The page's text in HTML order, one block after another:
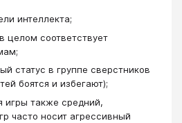
интеллекта;
целом соответствует
статус в группе сверстников
боятся и избегают);
игры также средний,
часто носит агрессивный